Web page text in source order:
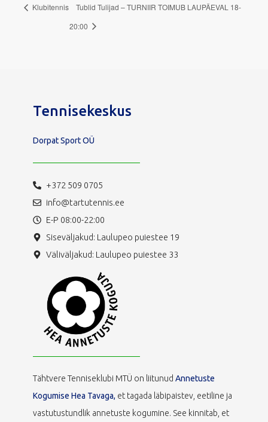
Klubitennis
Tublid Tulijad – TURNIIR TOIMUB LAUPÄEVAL 18-
20:00
Tennisekeskus
Dorpat Sport OÜ
+372 509 0705
info@tartutennis.ee
E-P 08:00-22:00
Siseväljakud: Laulupeo puiestee 19
Väliväljakud: Laulupeo puiestee 33
Tähtvere Tenniseklubi MTÜ on liitunud Annetuste
Kogumise Hea Tavaga, et tagada läbipaistev, eetiline ja
vastutustundlik annetuste kogumine. See kinnitab, et